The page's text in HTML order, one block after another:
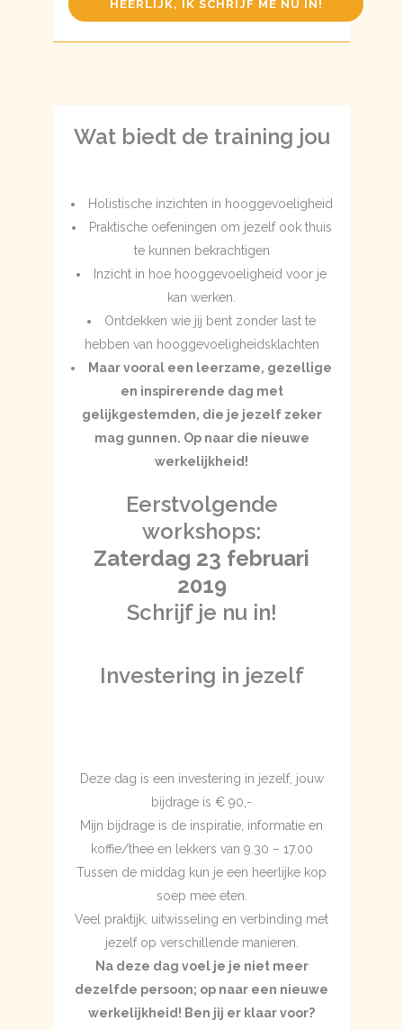
HEERLIJK, IK SCHRIJF ME NU IN!
Wat biedt de training jou
Holistische inzichten in hooggevoeligheid
Praktische oefeningen om jezelf ook thuis
te kunnen bekrachtigen
Inzicht in hoe hooggevoeligheid voor je
kan werken.
Ontdekken wie jij bent zonder last te
hebben van hooggevoeligheidsklachten
Maar vooral een leerzame, gezellige
en inspirerende dag met
gelijkgestemden, die je jezelf zeker
mag gunnen. Op naar die nieuwe
werkelijkheid!
Eerstvolgende
workshops:
Zaterdag 23 februari
2019
Schrijf je nu in!
Investering in jezelf
Deze dag is een investering in jezelf, jouw
bijdrage is € 90,-
Mijn bijdrage is de inspiratie, informatie en
koffie/thee en lekkers van 9.30 – 17.00
Tussen de middag kun je een heerlijke kop
soep mee eten.
Veel praktijk, uitwisseling en verbinding met
jezelf op verschillende manieren.
Na deze dag voel je je niet meer
dezelfde persoon; op naar een nieuwe
werkelijkheid! Ben jij er klaar voor?